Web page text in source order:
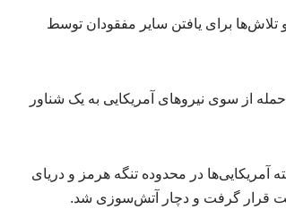
برای یافتن سایر مفقودان توسط
حمله از سوی نیروهای آمریکایی به یک شناور
در محدوده تنگه هرمز و دریای
قرار گرفت و دچار آتش‌سوزی شد.